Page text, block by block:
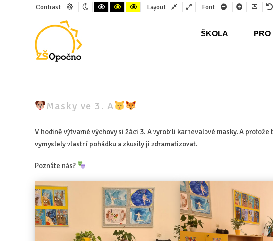
Contrast Default
contrast
Night
contrast
Black
and
Black
and
Yellow
and
Layout Fixed
layout
Wide
layout
Font Smaller
Font
Larger
FontFont
ŠKOLA PRO
Masky ve 3. A
V hodině výtvarné výchovy si žáci 3. A vyrobili karnevalové masky. A
vymyslely vlastní pohádku a zkusily ji zdramatizovat.
Poznáte nás?